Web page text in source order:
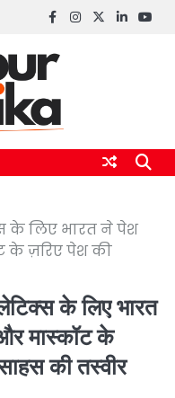
Facebook
instagram
twitterlinkedin
के लिए भारत ने पेश
के ज़रिए पेश की
के लिए भारत
और मास्कॉट के
की तस्वीर